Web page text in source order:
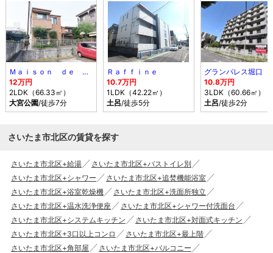
Ｍａｉｓｏｎ ｄｅ ｍｉｍｏｓａ
12万円
2LDK（66.33㎡）
大宮公園/徒歩7分
Ｒａｆｆｉｎｅ
10.7万円
1LDK（42.22㎡）
土呂/徒歩5分
グランパレス堀口
10.8万円
3LDK（60.66㎡）
土呂/徒歩2分
さいたま市北区の賃貸を探す
さいたま市北区+給湯
さいたま市北区+バストイレ別
さいたま市北区+シャワー
さいたま市北区+追焚機能浴室
さいたま市北区+浴室乾燥機
さいたま市北区+洗面所独立
さいたま市北区+温水洗浄便座
さいたま市北区+シャワー付洗面台
さいたま市北区+システムキッチン
さいたま市北区+対面式キッチン
さいたま市北区+3口以上コンロ
さいたま市北区+最上階
さいたま市北区+角部屋
さいたま市北区+バルコニー